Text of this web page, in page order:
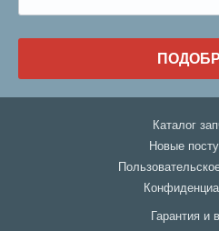
Каталог
Новые
Гарантия и